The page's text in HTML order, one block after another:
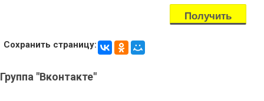
Сохранить страницу:
Группа "Вконтакте"